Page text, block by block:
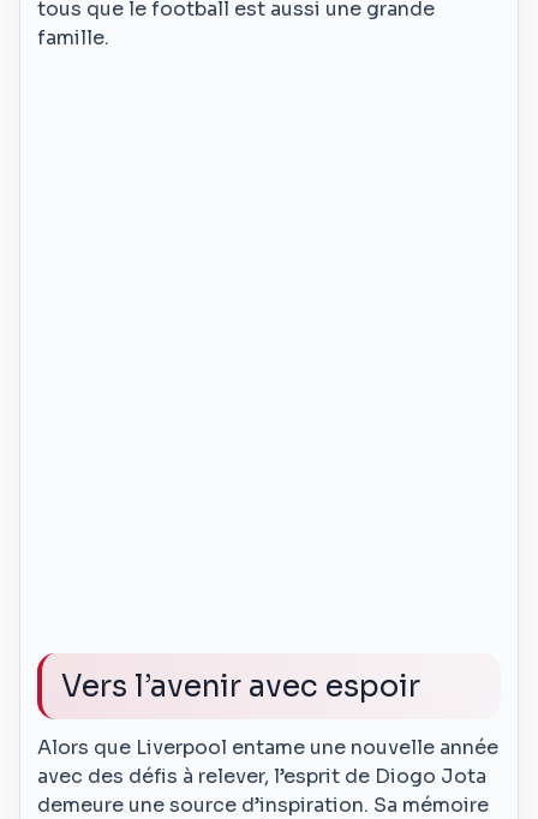
tous que le football est aussi une grande
famille.
Vers l’avenir avec espoir
Alors que Liverpool entame une nouvelle année
avec des défis à relever, l’esprit de Diogo Jota
demeure une source d’inspiration. Sa mémoire